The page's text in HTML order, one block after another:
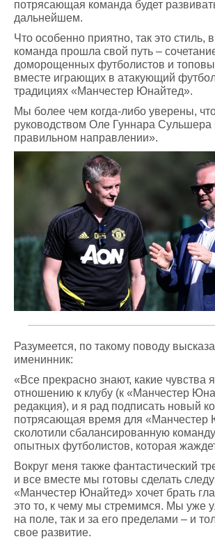
потрясающая команда будет
дальнейшем.
Что особенно приятно, так это стиль,
команда прошла свой путь –
доморощенных футболистов и
вместе играющих в атакующий
традициях «Манчестер Юнайтед».
Мы более чем когда-либо уверены,
руководством Оле Гуннара Сульшера
правильном направлении».
Разумеется, по такому поводу
именинник:
«Все прекрасно знают, какие
отношению к клубу (к «Манчестер
редакция), и я рад подписать новый
потрясающая время для «Манчестер
сколотили сбалансированную
опытных футболистов, которая
Вокруг меня также фантастический
и все вместе мы готовы сделать
«Манчестер Юнайтед» хочет брать
это то, к чему мы стремимся. Мы уже
на поле, так и за его пределами – и
свое развитие.